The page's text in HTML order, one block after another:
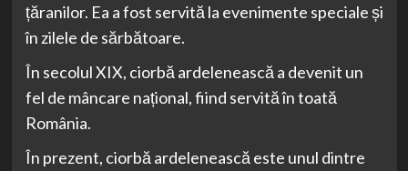
țăranilor. Ea a fost servită la evenimente speciale și
în zilele de sărbătoare.
În secolul XIX, ciorbă ardelenească a devenit un
fel de mâncare național, fiind servită în toată
România.
În prezent, ciorbă ardelenească este unul dintre